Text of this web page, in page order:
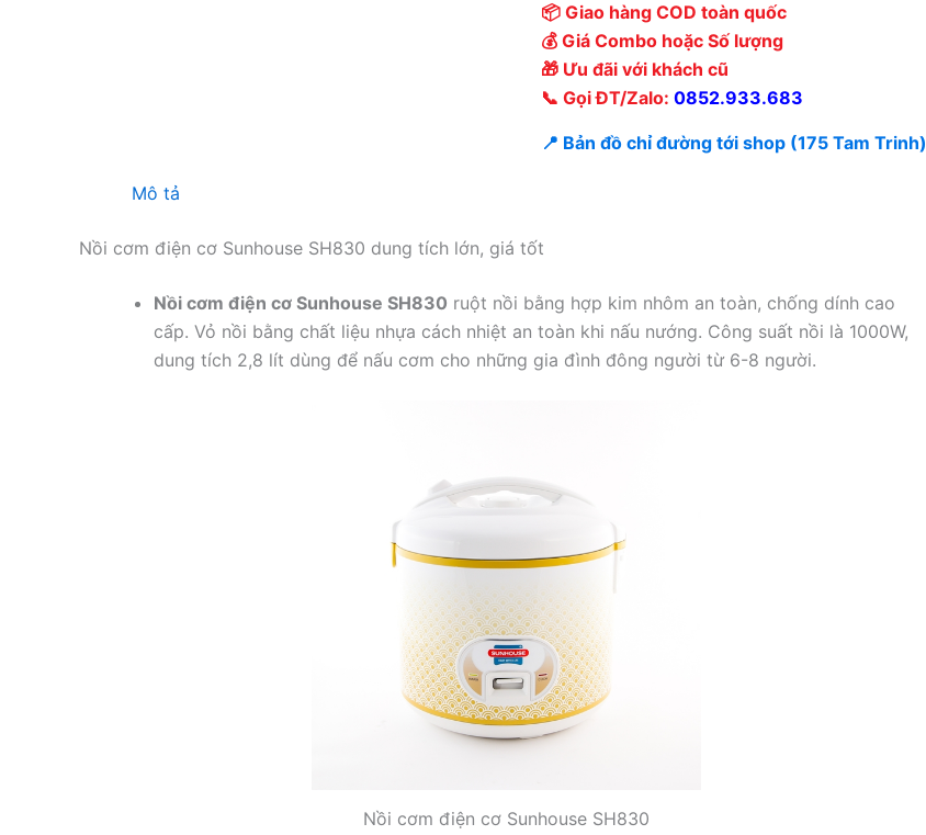
📦 Giao hàng COD toàn quốc
💰 Giá Combo hoặc Số lượng
🎁 Ưu đãi với khách cũ
📞 Gọi ĐT/Zalo: 0852.933.683
📍 Bản đồ chỉ đường tới shop (175 Tam Trinh)
Mô tả
Nồi cơm điện cơ Sunhouse SH830 dung tích lớn, giá tốt
Nồi cơm điện cơ Sunhouse SH830 ruột nồi bằng hợp kim nhôm an toàn, chống dính cao
cấp. Vỏ nồi bằng chất liệu nhựa cách nhiệt an toàn khi nấu nướng. Công suất nồi là 1000W,
dung tích 2,8 lít dùng để nấu cơm cho những gia đình đông người từ 6-8 người.
Nồi cơm điện cơ Sunhouse SH830